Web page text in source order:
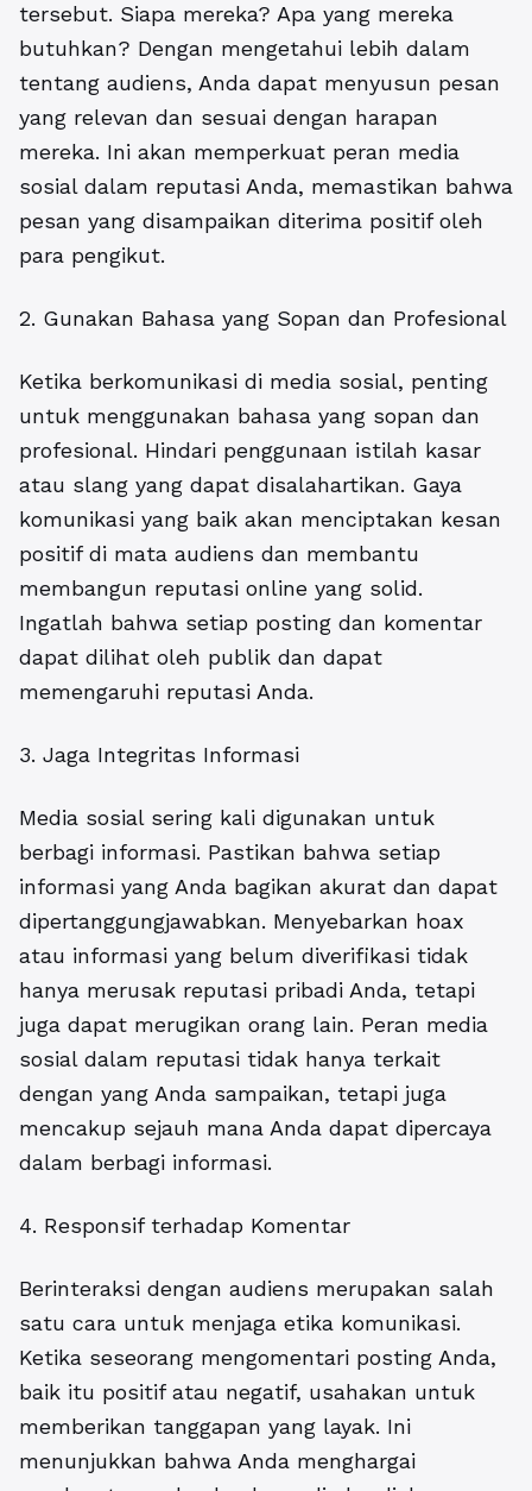
tersebut. Siapa mereka? Apa yang mereka
butuhkan? Dengan mengetahui lebih dalam
tentang audiens, Anda dapat menyusun pesan
yang relevan dan sesuai dengan harapan
mereka. Ini akan memperkuat peran media
sosial dalam reputasi Anda, memastikan bahwa
pesan yang disampaikan diterima positif oleh
para pengikut.
2. Gunakan Bahasa yang Sopan dan Profesional
Ketika berkomunikasi di media sosial, penting
untuk menggunakan bahasa yang sopan dan
profesional. Hindari penggunaan istilah kasar
atau slang yang dapat disalahartikan. Gaya
komunikasi yang baik akan menciptakan kesan
positif di mata audiens dan membantu
membangun reputasi online yang solid.
Ingatlah bahwa setiap posting dan komentar
dapat dilihat oleh publik dan dapat
memengaruhi reputasi Anda.
3. Jaga Integritas Informasi
Media sosial sering kali digunakan untuk
berbagi informasi. Pastikan bahwa setiap
informasi yang Anda bagikan akurat dan dapat
dipertanggungjawabkan. Menyebarkan hoax
atau informasi yang belum diverifikasi tidak
hanya merusak reputasi pribadi Anda, tetapi
juga dapat merugikan orang lain. Peran media
sosial dalam reputasi tidak hanya terkait
dengan yang Anda sampaikan, tetapi juga
mencakup sejauh mana Anda dapat dipercaya
dalam berbagi informasi.
4. Responsif terhadap Komentar
Berinteraksi dengan audiens merupakan salah
satu cara untuk menjaga etika komunikasi.
Ketika seseorang mengomentari posting Anda,
baik itu positif atau negatif, usahakan untuk
memberikan tanggapan yang layak. Ini
menunjukkan bahwa Anda menghargai